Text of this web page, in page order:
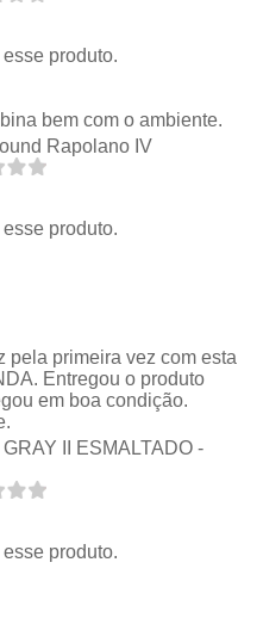
produto.
bem com o ambiente.
Rapolano IV
produto.
pela primeira vez com esta
Entregou o produto
em boa condição.
II ESMALTADO -
produto.